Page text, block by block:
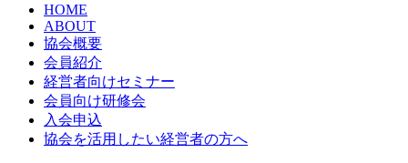
HOME
ABOUT
協会概要
会員紹介
経営者向けセミナー
会員向け研修会
入会申込
協会を活用したい経営者の方へ